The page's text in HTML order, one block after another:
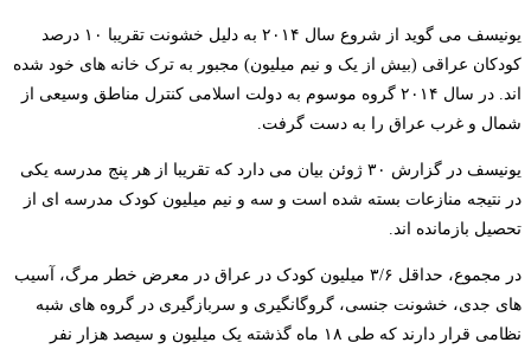
یونیسف می گوید از شروع سال ۲۰۱۴ به دلیل خشونت تقریبا ۱۰ درصد
کودکان عراقی (بیش از یک و نیم میلیون) مجبور به ترک خانه های خود شده
اند. در سال ۲۰۱۴ گروه موسوم به دولت اسلامی کنترل مناطق وسیعی از
شمال و غرب عراق را به دست گرفت.
یونیسف در گزارش ۳۰ ژوئن بیان می دارد که تقریبا از هر پنج مدرسه یکی
در نتیجه منازعات بسته شده است و سه و نیم میلیون کودک مدرسه ای از
تحصیل بازمانده اند.
در مجموع، حداقل ۳/۶ میلیون کودک در عراق در معرض خطر مرگ، آسیب
های جدی، خشونت جنسی، گروگانگیری و سربازگیری در گروه های شبه
نظامی قرار دارند که طی ۱۸ ماه گذشته یک میلیون و سیصد هزار نفر